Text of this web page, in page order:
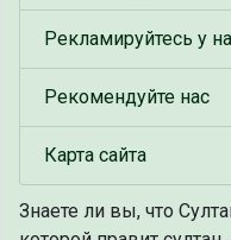
Рекламируйтесь у
Рекомендуйте нас
Карта сайта
Знаете ли вы, что